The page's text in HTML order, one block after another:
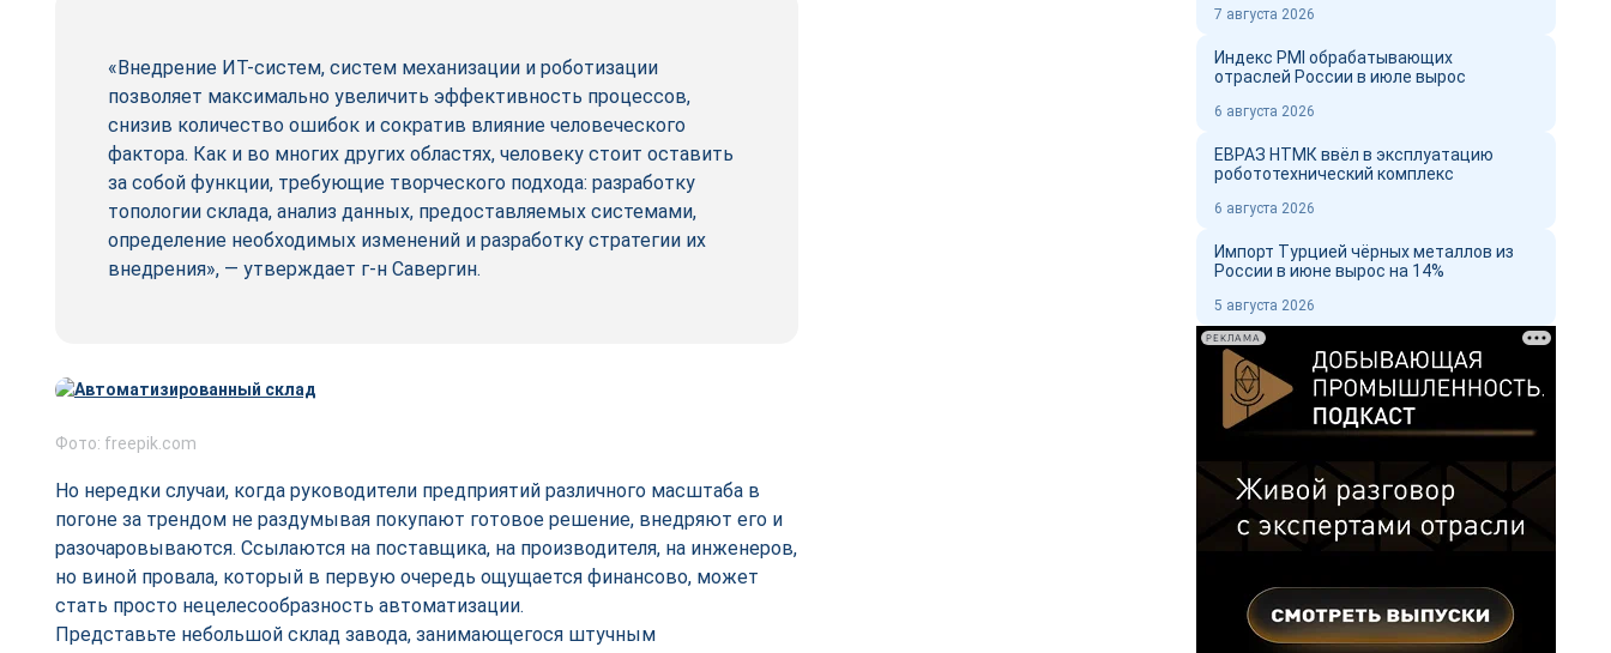
«Внедрение ИТ-систем, систем механизации и роботизации
позволяет максимально увеличить эффективность процессов,
снизив количество ошибок и сократив влияние человеческого
фактора. Как и во многих других областях, человеку стоит оставить
за собой функции, требующие творческого подхода: разработку
топологии склада, анализ данных, предоставляемых системами,
определение необходимых изменений и разработку стратегии их
внедрения», — утверждает г-н Савергин.
Фото: freepik.com
Но нередки случаи, когда руководители предприятий различного масштаба в
погоне за трендом не раздумывая покупают готовое решение, внедряют его и
разочаровываются. Ссылаются на поставщика, на производителя, на инженеров,
но виной провала, который в первую очередь ощущается финансово, может
стать просто нецелесообразность автоматизации.
Представьте небольшой склад завода, занимающегося штучным
7 августа 2026
Индекс PMI обрабатывающих
отраслей России в июле вырос
6 августа 2026
ЕВРАЗ НТМК ввёл в эксплуатацию
робототехнический комплекс
6 августа 2026
Импорт Турцией чёрных металлов из
России в июне вырос на 14%
5 августа 2026
РЕКЛАМА